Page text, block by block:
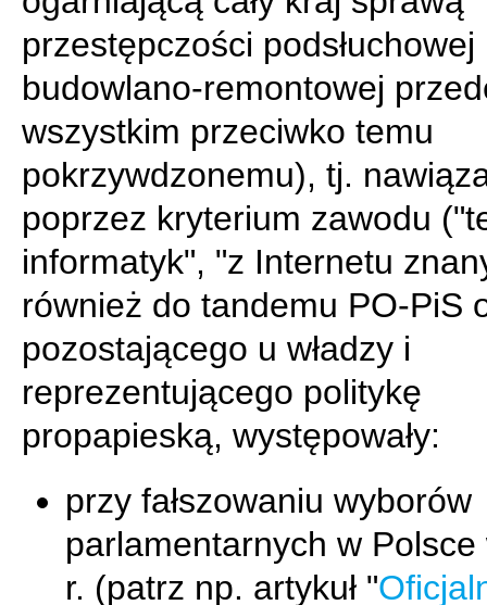
przestępczości podsłuchowej
budowlano-remontowej
wszystkim przeciwko temu
pokrzywdzonemu), tj.
poprzez kryterium zawodu
informatyk", "z Internetu
również do tandemu PO-PiS
pozostającego u władzy i
reprezentującego politykę
propapieską, występowały:
przy fałszowaniu wyborów
parlamentarnych w Polsce
r. (patrz np. artykuł "